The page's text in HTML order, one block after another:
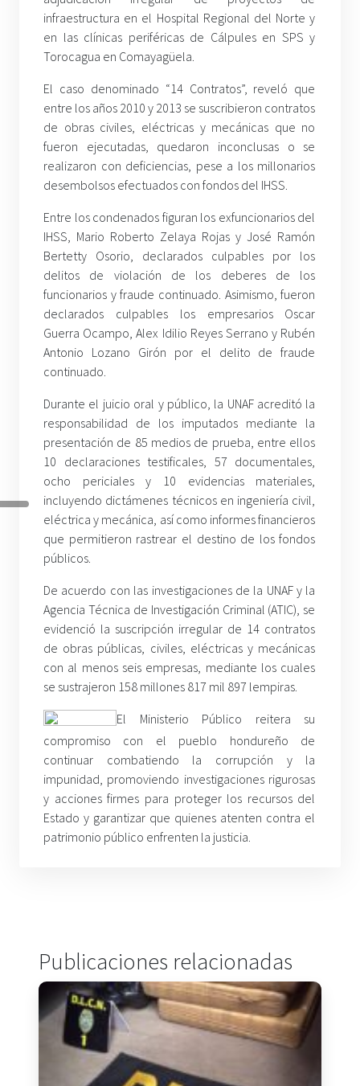
infraestructura en el Hospital Regional del Norte y
en las clínicas periféricas de Cálpules en SPS y
Torocagua en Comayagüela.
El caso denominado “14 Contratos”, reveló que
entre los años 2010 y 2013 se suscribieron contratos
de obras civiles, eléctricas y mecánicas que no
fueron ejecutadas, quedaron inconclusas o se
realizaron con deficiencias, pese a los millonarios
desembolsos efectuados con fondos del IHSS.
Entre los condenados figuran los exfuncionarios del
IHSS, Mario Roberto Zelaya Rojas y José Ramón
Bertetty Osorio, declarados culpables por los
delitos de violación de los deberes de los
funcionarios y fraude continuado. Asimismo, fueron
declarados culpables los empresarios Oscar
Guerra Ocampo, Alex Idilio Reyes Serrano y Rubén
Antonio Lozano Girón por el delito de fraude
continuado.
Durante el juicio oral y público, la UNAF acreditó la
responsabilidad de los imputados mediante la
presentación de 85 medios de prueba, entre ellos
10 declaraciones testificales, 57 documentales,
ocho periciales y 10 evidencias materiales,
incluyendo dictámenes técnicos en ingeniería civil,
eléctrica y mecánica, así como informes financieros
que permitieron rastrear el destino de los fondos
públicos.
De acuerdo con las investigaciones de la UNAF y la
Agencia Técnica de Investigación Criminal (ATIC), se
evidenció la suscripción irregular de 14 contratos
de obras públicas, civiles, eléctricas y mecánicas
con al menos seis empresas, mediante los cuales
se sustrajeron 158 millones 817 mil 897 lempiras.
El Ministerio Público reitera su
compromiso con el pueblo hondureño de
continuar combatiendo la corrupción y la
impunidad, promoviendo investigaciones rigurosas
y acciones firmes para proteger los recursos del
Estado y garantizar que quienes atenten contra el
patrimonio público enfrenten la justicia.
Publicaciones relacionadas